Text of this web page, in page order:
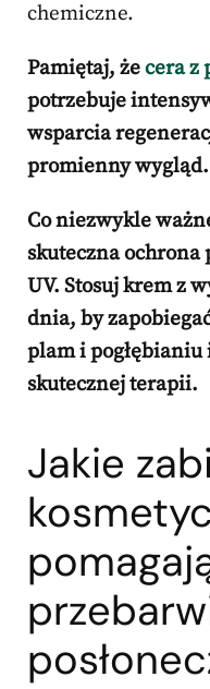
chemiczne.
Pamiętaj, żecera z
potrzebuje
wsparcia
promienny wygląd.
Co niezwykle
skuteczna
UV. Stosuj krem z
dnia, by
plam i
skutecznej terapii.
Jakie